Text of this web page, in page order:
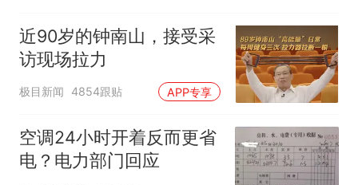
近90岁的钟南山，接受采
访现场拉力
极目新闻 4854跟贴 APP专享
空调24小时开着反而更省
电？电力部门回应